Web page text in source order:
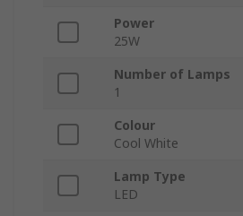
Power
25W
Number of Lamps
1
Colour
Cool White
Lamp Type
LED